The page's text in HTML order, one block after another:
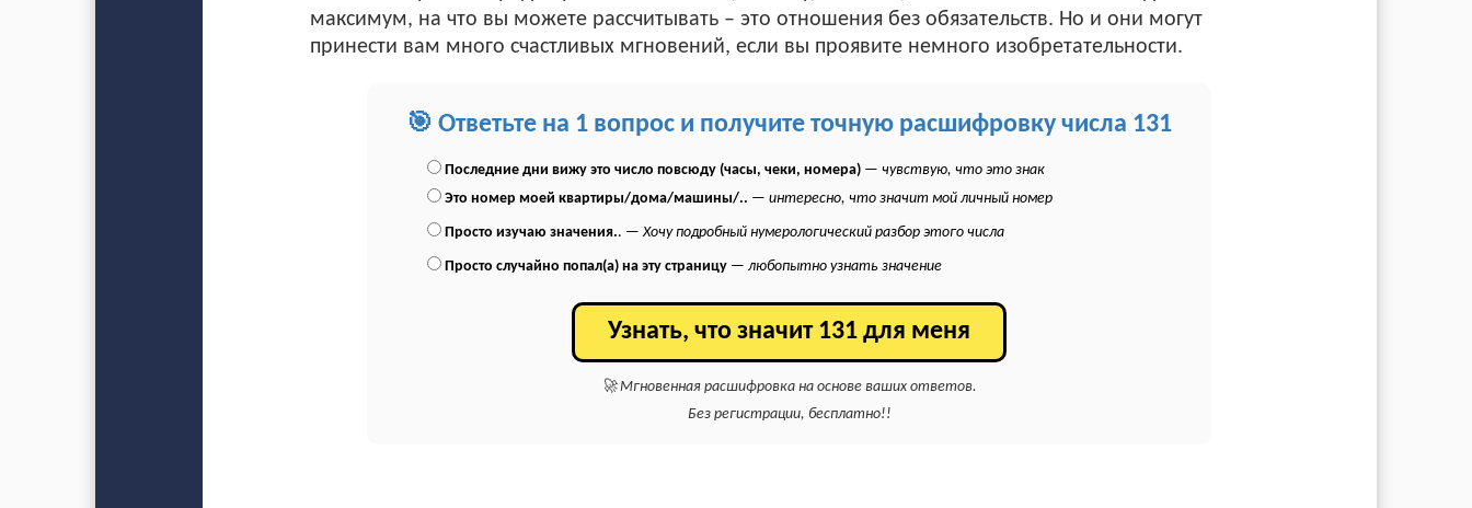
максимум, на что вы можете рассчитывать – это отношения без обязательств. Но и они могут
принести вам много счастливых мгновений, если вы проявите немного изобретательности.
🎯 Ответьте на 1 вопрос и получите точную расшифровку числа 131
Последние дни вижу это число повсюду (часы, чеки, номера) —чувствую, что это знак
Это номер моей квартиры/дома/машины/.. —интересно, что значит мой личный номер
Просто изучаю значения.. —Хочу подробный нумерологический разбор этого числа
Просто случайно попал(а) на эту страницу —любопытно узнать значение
Узнать, что значит 131 для меня
🚀 Мгновенная расшифровка на основе ваших ответов.
Без регистрации, бесплатно!!